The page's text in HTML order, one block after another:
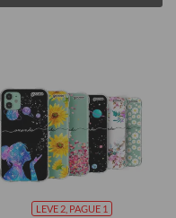
LEVE 2, PAGUE 1